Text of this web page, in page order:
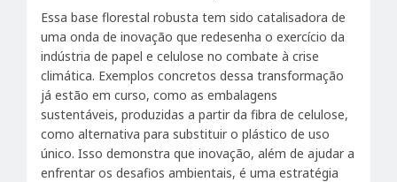
Essa base florestal robusta tem sido catalisadora de
uma onda de inovação que redesenha o exercício da
indústria de papel e celulose no combate à crise
climática. Exemplos concretos dessa transformação
já estão em curso, como as embalagens
sustentáveis, produzidas a partir da fibra de celulose,
como alternativa para substituir o plástico de uso
único. Isso demonstra que inovação, além de ajudar a
enfrentar os desafios ambientais, é uma estratégia